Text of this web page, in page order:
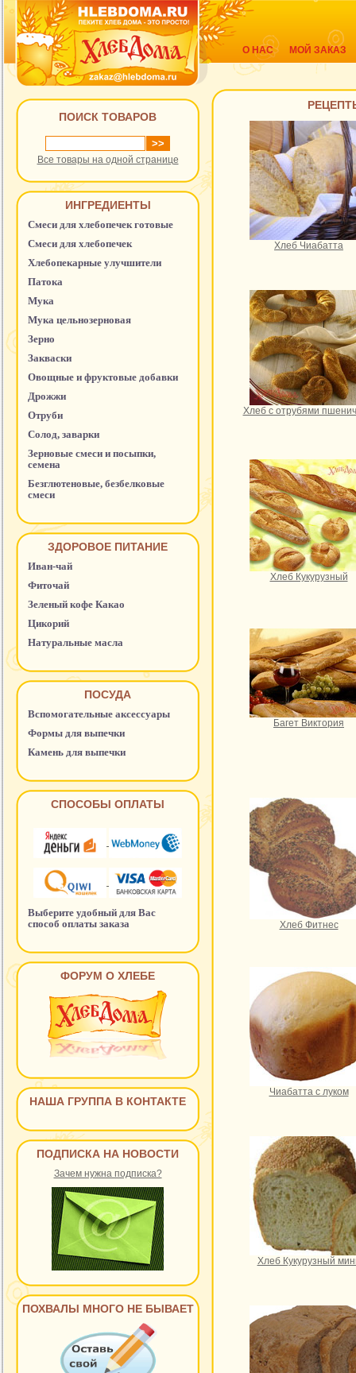
О НАС МОЙ ЗАКАЗ
ПОИСК ТОВАРОВ
Все товары на одной странице
ИНГРЕДИЕНТЫ
Смеси для хлебопечек готовые
Смеси для хлебопечек
Хлебопекарные улучшители
Патока
Мука
Мука цельнозерновая
Зерно
Закваски
Овощные и фруктовые добавки
Дрожжи
Отруби
Солод, заварки
Зерновые смеси и посыпки,
семена
Безглютеновые, безбелковые
смеси
ЗДОРОВОЕ ПИТАНИЕ
Иван-чай
Фиточай
Зеленый кофе Какао
Цикорий
Натуральные масла
ПОСУДА
Вспомогательные аксессуары
Формы для выпечки
Камень для выпечки
СПОСОБЫ ОПЛАТЫ
Выберите удобный для Вас
способ оплаты заказа
ФОРУМ О ХЛЕБЕ
НАША ГРУППА В КОНТАКТЕ
ПОДПИСКА НА НОВОСТИ
Зачем нужна подписка?
ПОХВАЛЫ МНОГО НЕ БЫВАЕТ
Хлеб Чиабатта
Хлеб с отрубями
Хлеб Кукурузный
Багет Виктория
Хлеб Фитнес
Чиабатта с луком
Хлеб Кукурузный